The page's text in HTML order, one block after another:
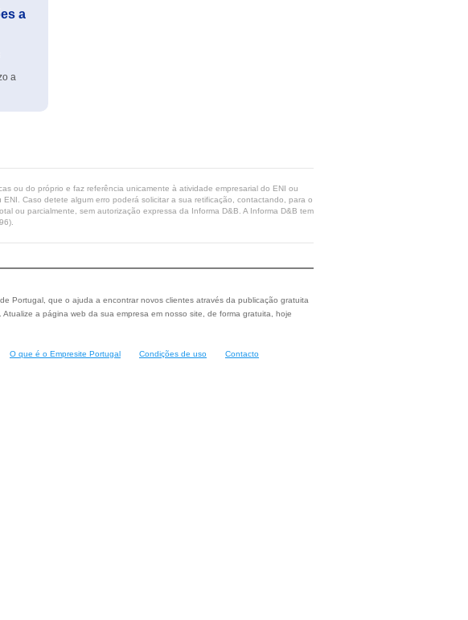
a
a
ou do próprio e faz referência unicamente à atividade empresarial do ENI ou
Caso detete algum erro poderá solicitar a sua retificação, contactando, para o
ou parcialmente, sem autorização expressa da Informa D&B. A Informa D&B tem
Portugal, que o ajuda a encontrar novos clientes através da publicação gratuita
a página web da sua empresa em nosso site, de forma gratuita, hoje
O que é o Empresite Portugal Condições de uso Contacto